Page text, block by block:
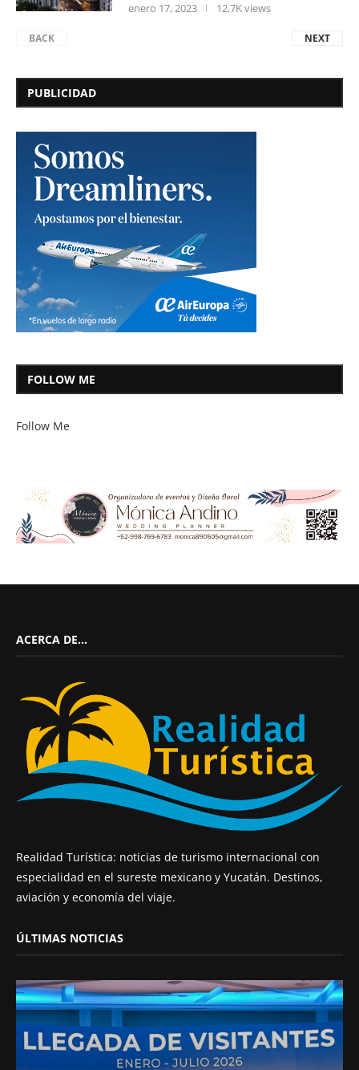
enero 17, 2023 12,7K views
BACK NEXT
PUBLICIDAD
FOLLOW ME
Follow Me
ACERCA DE…
Realidad Turística: noticias de turismo internacional con
especialidad en el sureste mexicano y Yucatán. Destinos,
aviación y economía del viaje.
ÚLTIMAS NOTICIAS